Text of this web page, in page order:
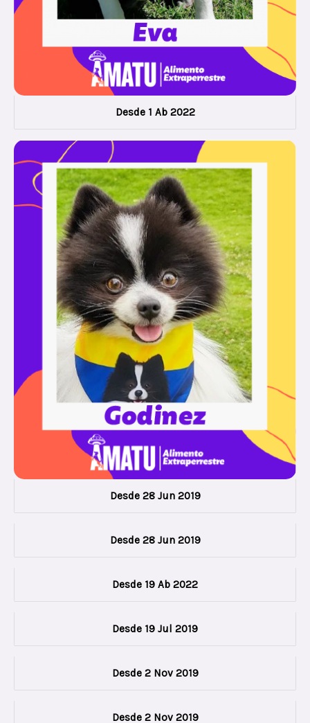
Desde 1 Ab 2022
Desde 28 Jun 2019
Desde 28 Jun 2019
Desde 19 Ab 2022
Desde 19 Jul 2019
Desde 2 Nov 2019
Desde 2 Nov 2019